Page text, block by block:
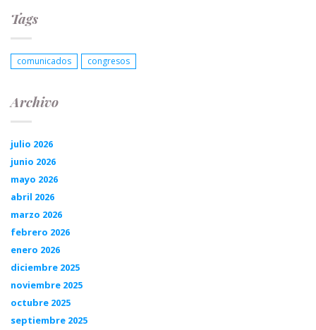
Tags
comunicados congresos
Archivo
julio 2026
junio 2026
mayo 2026
abril 2026
marzo 2026
febrero 2026
enero 2026
diciembre 2025
noviembre 2025
octubre 2025
septiembre 2025